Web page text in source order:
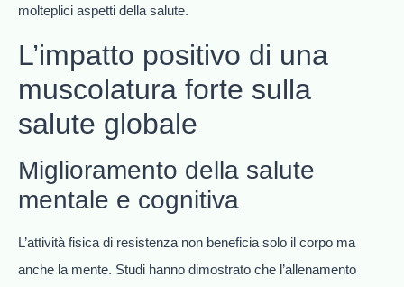
molteplici aspetti della salute.
L’impatto positivo di una
muscolatura forte sulla
salute globale
Miglioramento della salute
mentale e cognitiva
L’attività fisica di resistenza non beneficia solo il corpo ma
anche la mente. Studi hanno dimostrato che l’allenamento